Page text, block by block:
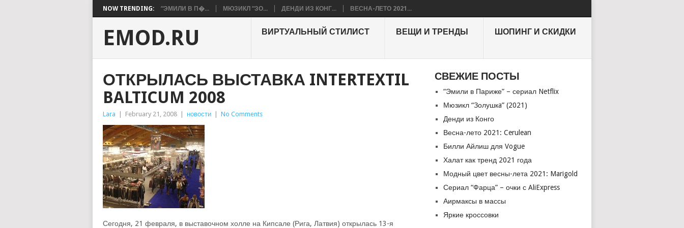
NOW TRENDING: “ЭМИЛИ В П�... МЮЗИКЛ “ЗО... ДЕНДИ ИЗ КОНГ... ВЕСНА-ЛЕТО 2021...
EMOD.RU ВИРТУАЛЬНЫЙ СТИЛИСТ ВЕЩИ И ТРЕНДЫ ШОПИНГ И СКИДКИ
ОТКРЫЛАСЬ ВЫСТАВКА INTERTEXTIL
BALTICUM 2008
Lara February 21, 2008 новости No Comments
Сегодня, 21 февраля, в выставочном холле на Кипсале (Рига, Латвия) открылась 13-я
СВЕЖИЕ ПОСТЫ
“Эмили в Париже” – сериал Netflix
Мюзикл “Золушкa” (2021)
Денди из Конго
Весна-лето 2021: Cerulean
Билли Айлиш для Vogue
Халат как тренд 2021 года
Модный цвет весны-лета 2021: Marigold
Сериал “Фарца” – очки с AliExpress
Аирмаксы в массы
Яркие кроссовки